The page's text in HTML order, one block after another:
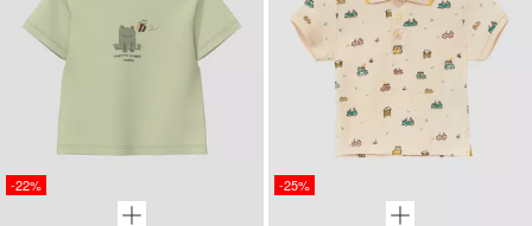
-22% -25%